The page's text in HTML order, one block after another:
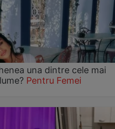
una dintre cele mai
Pentru Femei